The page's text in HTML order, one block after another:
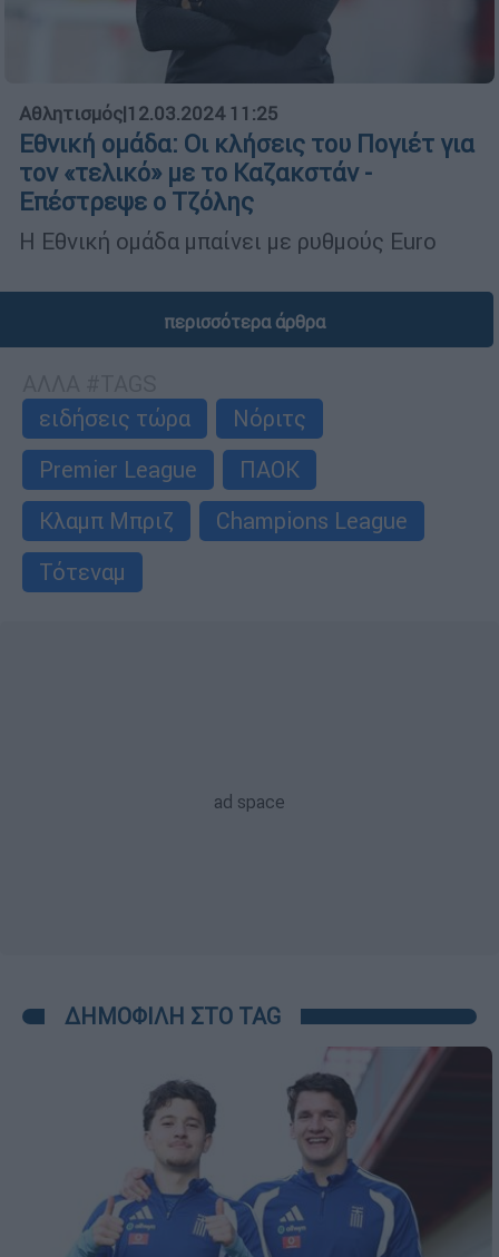
Αθλητισμός|12.03.2024 11:25
Εθνική ομάδα: Οι κλήσεις του Πογιέτ για
τον «τελικό» με το Καζακστάν -
Επέστρεψε ο Τζόλης
Η Εθνική ομάδα μπαίνει με ρυθμούς Euro
περισσότερα άρθρα
ειδήσεις τώρα
Νόριτς
Premier League
ΠΑΟΚ
Κλαμπ Μπριζ
Champions League
Τότεναμ
ΔΗΜΟΦΙΛΗ ΣΤΟ TAG